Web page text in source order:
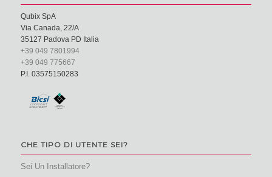
Qubix SpA
Via Canada, 22/A
35127 Padova PD Italia
+39 049 7801994
+39 049 775667
P.I. 03575150283
CHE TIPO DI UTENTE SEI?
Sei Un Installatore?